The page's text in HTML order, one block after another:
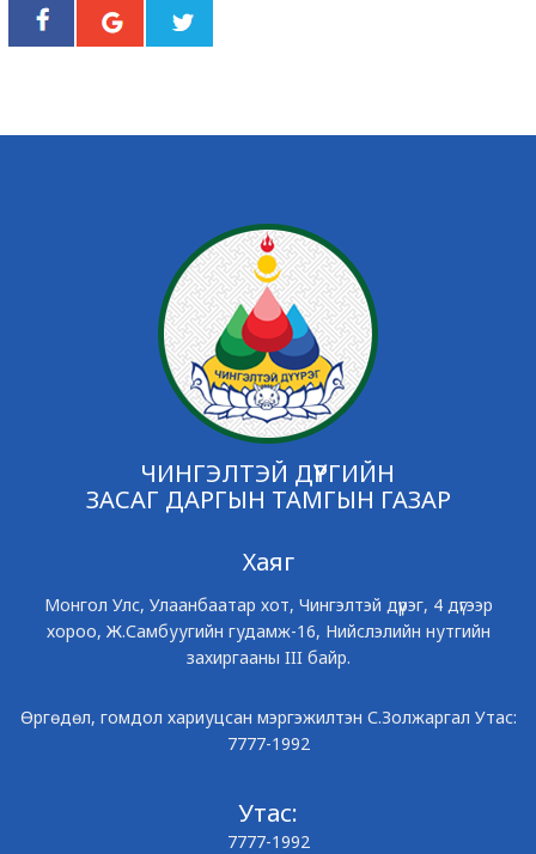
ЧИНГЭЛТЭЙ ДҮҮРГИЙН
ЗАСАГ ДАРГЫН ТАМГЫН ГАЗАР
Хаяг
Монгол Улс, Улаанбаатар хот, Чингэлтэй дүүрэг, 4 дүгээр
хороо, Ж.Самбуугийн гудамж-16, Нийслэлийн нутгийн
захиргааны III байр.
Өргөдөл, гомдол хариуцсан мэргэжилтэн С.Золжаргал Утас:
7777-1992
Утас:
7777-1992